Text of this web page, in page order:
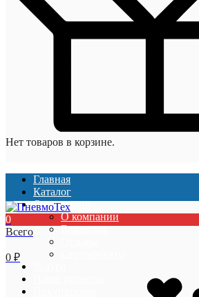
Нет товаров в корзине.
Главная
Каталог
О компании
О компании
Вакансии
0
Всего
0 ₽